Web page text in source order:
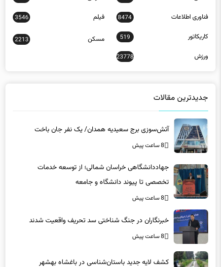
فناوری اطلاعات 8474 فیلم 3546
کاریکاتور 519 مسکن 2213
ورزش 23778
جدیدترین مقالات
آتش‌سوزی برج سعیدیه همدان/ یک نفر جان باخت
8 ساعت پیش
جهاددانشگاهی خراسان شمالی؛ از توسعه خدمات
تخصصی تا پیوند دانشگاه و جامعه
8 ساعت پیش
خبرنگاران در جنگ شناختی سد تحریف واقعیت شدند
8 ساعت پیش
کشف لایه جدید باستان‌شناسی در باغشاه بهشهر